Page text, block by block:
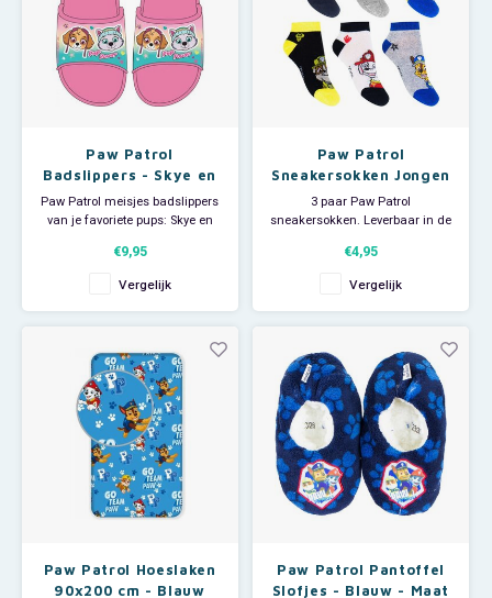
Paw Patrol
Badslippers - Skye en
Everest
Paw Patrol meisjes badslippers
van je favoriete pups: Skye en
badslippers zijn leuk voor op het
strand of zwembad maar ook
handig om mee te douchen op
de camping of sportclub.
€9,95
Vergelijk
Paw Patrol
Sneakersokken Jongen
- 3 paar
3 paar Paw Patrol
sneakersokken. Leverbaar in de
Materiaal:48 % katoen + 50%
polyester + 2% elastan. Worden
willekeurig in set uitgeleverd.
€4,95
Vergelijk
Paw Patrol Hoeslaken
90x200 cm - Blauw
Paw Patrol Pantoffel
Slofjes - Blauw - Maat